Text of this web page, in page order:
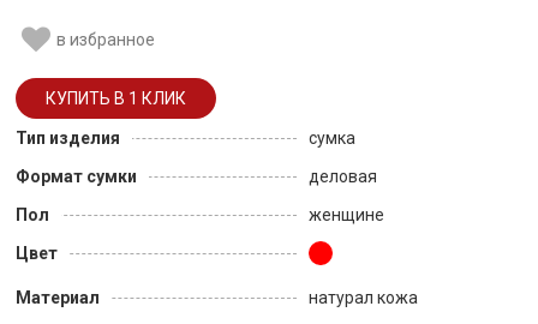
в избранное
Тип изделия
сумка
Формат сумки
деловая
Пол
женщине
Цвет
Материал
натурал кожа